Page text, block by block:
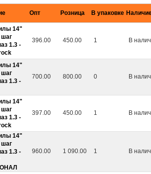
Опт Розница В упаковке
14"
шаг
1.3 -
396.00 450.00 1 В
14"
шаг
1.3 -
700.00 800.00 0 В
14"
шаг
1.3 -
397.00 450.00 1 В
14"
шаг
1.3 -
960.00 1 090.00 1 В